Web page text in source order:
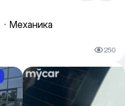
· Механика
250